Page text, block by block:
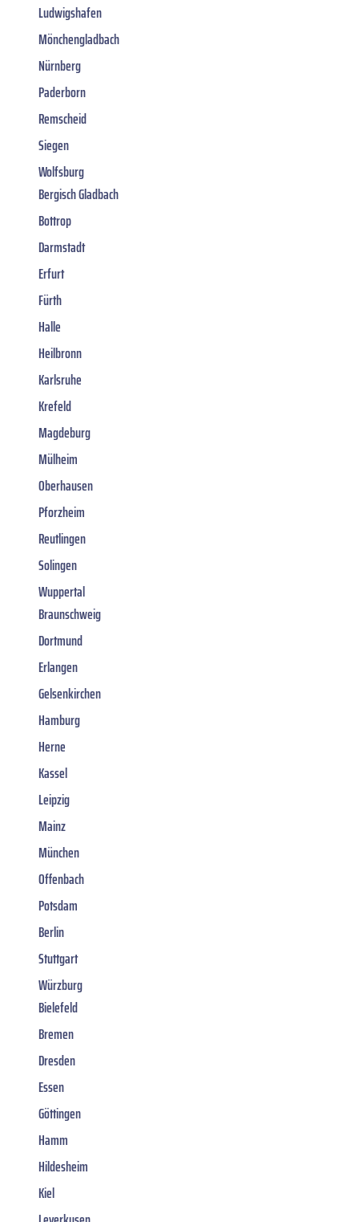
Ludwigshafen
Mönchengladbach
Nürnberg
Paderborn
Remscheid
Siegen
Wolfsburg
Bergisch Gladbach
Bottrop
Darmstadt
Erfurt
Fürth
Halle
Heilbronn
Karlsruhe
Krefeld
Magdeburg
Mülheim
Oberhausen
Pforzheim
Reutlingen
Solingen
Wuppertal
Braunschweig
Dortmund
Erlangen
Gelsenkirchen
Hamburg
Herne
Kassel
Leipzig
Mainz
München
Offenbach
Potsdam
Berlin
Stuttgart
Würzburg
Bielefeld
Bremen
Dresden
Essen
Göttingen
Hamm
Hildesheim
Kiel